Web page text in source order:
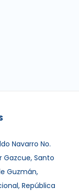
Navarro No.
Gazcue, Santo
Guzmán,
República